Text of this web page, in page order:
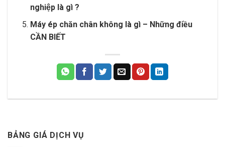
nghiệp là gì ?
Máy ép chăn chân không là gì – Những điều
CẦN BIẾT
BẢNG GIÁ DỊCH VỤ